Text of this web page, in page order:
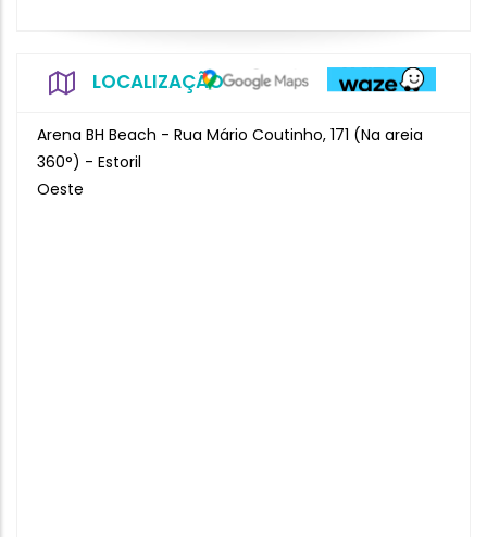
LOCALIZAÇÃO
Arena BH Beach - Rua Mário Coutinho, 171 (Na areia
360°) - Estoril
Oeste